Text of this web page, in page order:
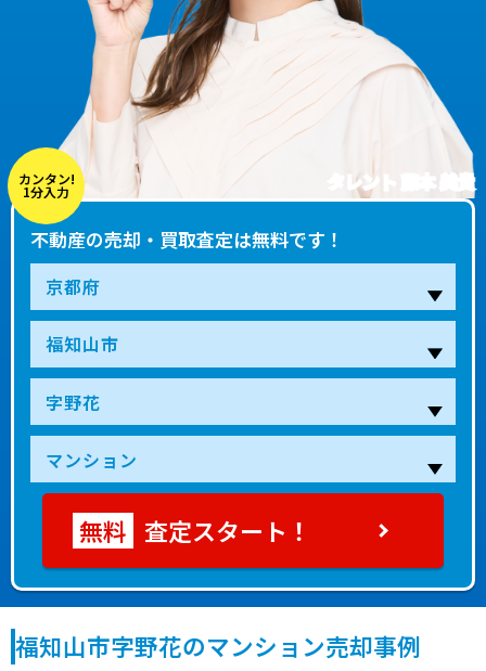
タレント 藤本 美貴
カンタン!
1分入力
不動産の売却・買取査定は無料です！
査定スタート！
福知山市字野花のマンション売却事例